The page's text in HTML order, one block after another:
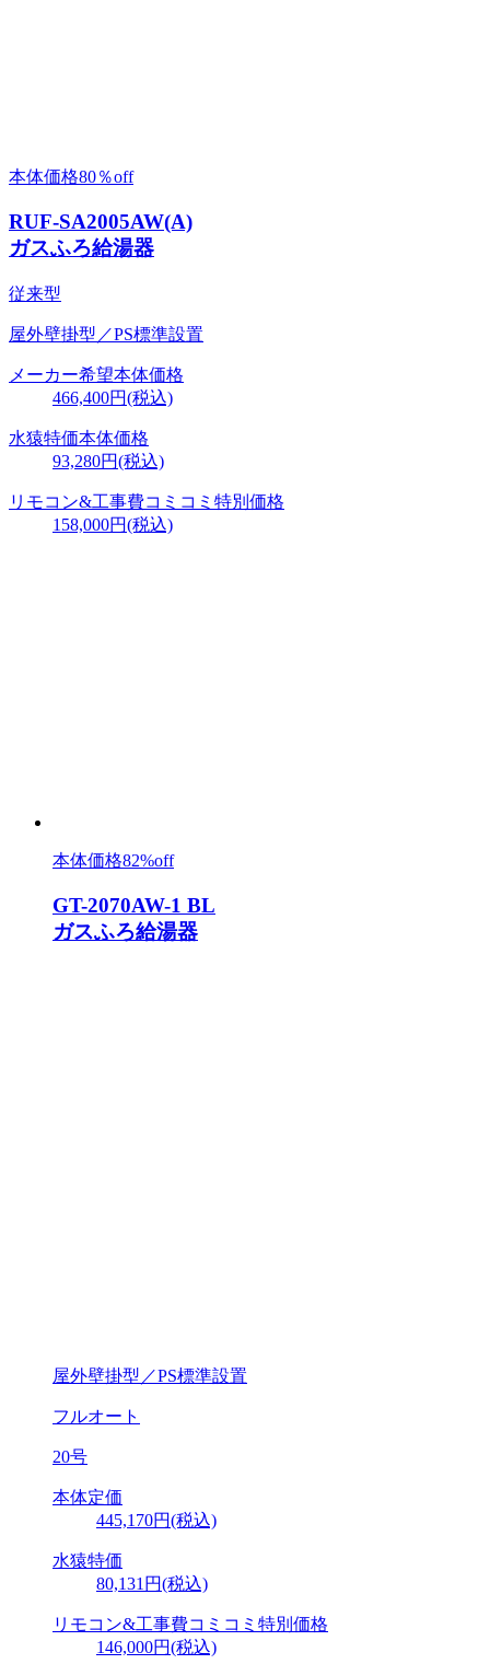
本体価格80％off
RUF-SA2005AW(A)
ガスふろ給湯器
従来型
屋外壁掛型／PS標準設置
メーカー希望本体価格
466,400円(税込)
水猿特価本体価格
93,280円(税込)
リモコン&工事費コミコミ特別価格
158,000円(税込)
本体価格82%off
GT-2070AW-1 BL
ガスふろ給湯器
屋外壁掛型／PS標準設置
フルオート
20号
本体定価
445,170円(税込)
水猿特価
80,131円(税込)
リモコン&工事費コミコミ特別価格
146,000円(税込)